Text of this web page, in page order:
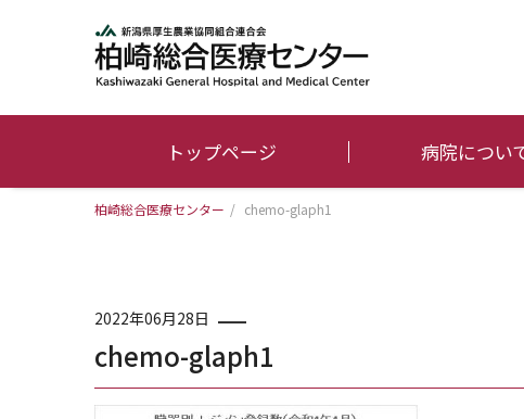
トップページ 病院につい
柏崎総合医療センター / chemo-glaph1
2022年06月28日
chemo-glaph1